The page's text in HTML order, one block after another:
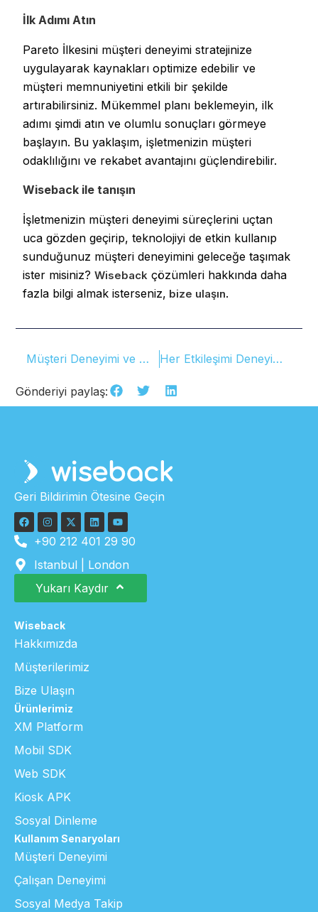
İlk Adımı Atın
Pareto İlkesini müşteri deneyimi stratejinize
uygulayarak kaynakları optimize edebilir ve
müşteri memnuniyetini etkili bir şekilde
artırabilirsiniz. Mükemmel planı beklemeyin, ilk
adımı şimdi atın ve olumlu sonuçları görmeye
başlayın. Bu yaklaşım, işletmenizin müşteri
odaklılığını ve rekabet avantajını güçlendirebilir.
Wiseback ile tanışın
İşletmenizin müşteri deneyimi süreçlerini uçtan
uca gözden geçirip, teknolojiyi de etkin kullanıp
sunduğunuz müşteri deneyimini geleceğe taşımak
ister misiniz?Wiseback çözümleri hakkında daha
fazla bilgi almak isterseniz, bize ulaşın.
Müşteri Deneyimi ve Müşteri Başarısı Her Etkileşimi Deneyime Dönüştüren Emlakjet’in Başarı Hikayesi
Gönderiyi paylaş:
Geri Bildirimin Ötesine Geçin
+90 212 401 29 90
Istanbul | London
Yukarı Kaydır
Wiseback
Hakkımızda
Müşterilerimiz
Bize Ulaşın
Ürünlerimiz
XM Platform
Mobil SDK
Web SDK
Kiosk APK
Sosyal Dinleme
Kullanım Senaryoları
Müşteri Deneyimi
Çalışan Deneyimi
Sosyal Medya Takip